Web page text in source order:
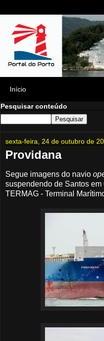
Pesquisar conteúdo
sexta-feira, 24 de outubro de
Providana
Segue imagens do navio
suspendendo de Santos
TERMAG - Terminal